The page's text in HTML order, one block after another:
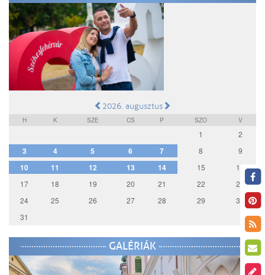
2026. augusztus
H K SZE CS P SZO V
1 2
3 4 5 6 7 8 9
10 11 12 13 14 15
16
17
18 19 20 21 22
23
24
25 26 27 28 29
30
31
GALÉRIÁK